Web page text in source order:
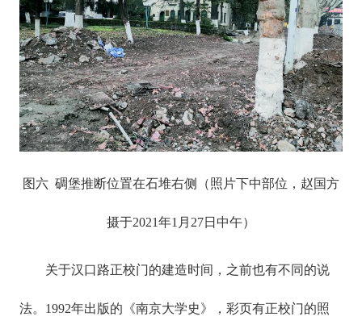
图六 碉堡推断位置在石堆右侧（照片下中部位，赵国方
摄于2021年1月27日中午）
关于汉口路正校门的建造时间，之前也有不同的说
法。1992年出版的《南京大学史》，彩页有正校门的照